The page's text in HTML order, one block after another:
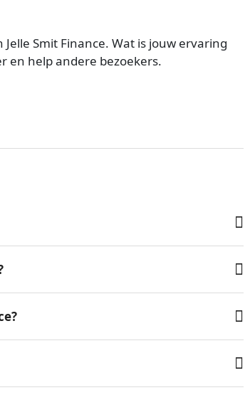
Smit Finance. Wat is jouw ervaring
en help andere bezoekers.